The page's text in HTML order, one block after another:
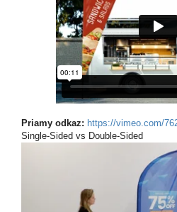
Priamy odkaz: https://vimeo.com/
Single-Sided vs Double-Sided